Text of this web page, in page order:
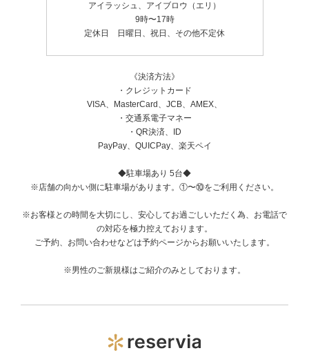
アイラッシュ、アイブロウ（エリ）
9時〜17時
定休日 日曜日、祝日、その他不定休
《決済方法》
・クレジットカード
VISA、MasterCard、JCB、AMEX、
・交通系電子マネー
・QR決済、ID
PayPay、QUICPay、楽天ペイ
◆駐車場あり 5台◆
※店舗の向かい側に駐車場があります。①〜⑩をご利用ください。
※お客様との時間を大切にし、安心してお過ごしいただく為、お電話で
の対応を極力控えております。
ご予約、お問い合わせなどは予約ページからお願いいたします。
※男性のご新規様はご紹介のみとしております。